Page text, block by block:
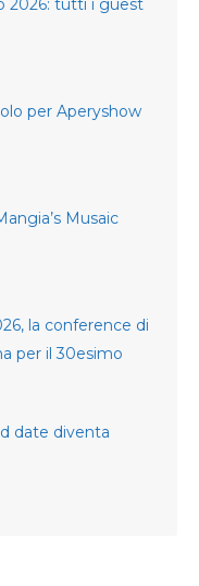
2026: tutti i guest
per Aperyshow
Musaic
la conference di
per il 30esimo
date diventa